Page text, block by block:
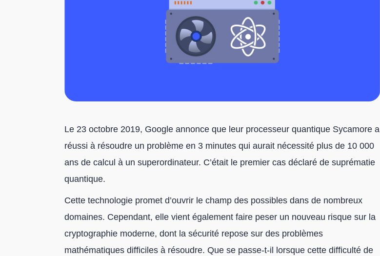
Le 23 octobre 2019, Google annonce que leur processeur quantique Sycamore a
réussi à résoudre un problème en 3 minutes qui aurait nécessité plus de 10 000
ans de calcul à un superordinateur. C’était le premier cas déclaré de suprématie
quantique.
Cette technologie promet d’ouvrir le champ des possibles dans de nombreux
domaines. Cependant, elle vient également faire peser un nouveau risque sur la
cryptographie moderne, dont la sécurité repose sur des problèmes
mathématiques difficiles à résoudre. Que se passe-t-il lorsque cette difficulté de